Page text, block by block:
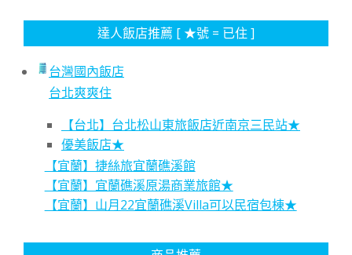
達人飯店推薦 [ ★號 = 已住 ]
台灣國內飯店
台北爽爽住
【台北】台北松山東旅飯店近南京三民站★
優美飯店★
【宜蘭】捷絲旅宜蘭礁溪館
【宜蘭】宜蘭礁溪原湯商業旅館★
【宜蘭】山月22宜蘭礁溪Villa可以民宿包棟★